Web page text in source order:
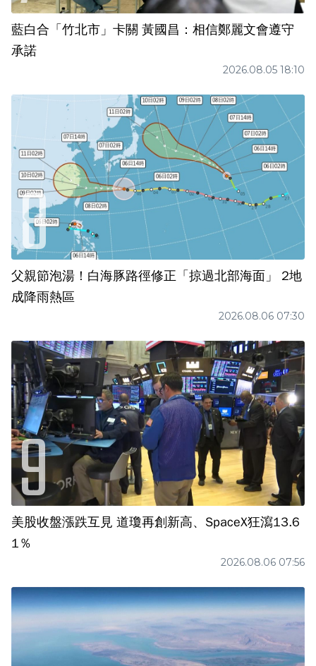
藍白合「竹北市」卡關 黃國昌：相信鄭麗文會遵守
承諾
2026.08.05 18:10
父親節泡湯！白海豚路徑修正「掠過北部海面」 2地
成降雨熱區
2026.08.06 07:30
美股收盤漲跌互見 道瓊再創新高、SpaceX狂瀉13.6
1％
2026.08.06 07:56